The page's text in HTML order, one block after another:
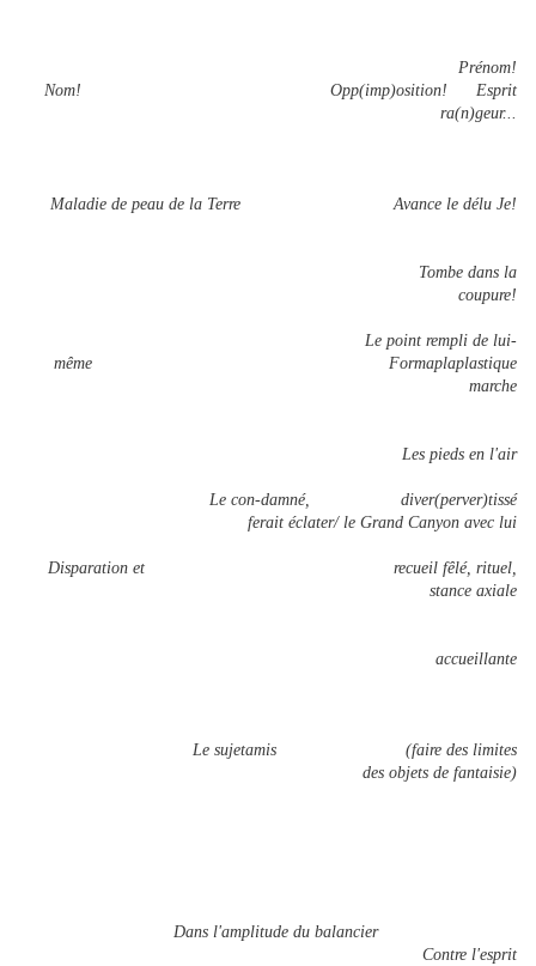
Prénom!
Nom! Opp(imp)osition! Esprit
ra(n)geur...
Maladie de peau de la Terre Avance le délu Je!
Tombe dans la
coupure!
Le point rempli de lui-
même Formaplaplastique
marche
Les pieds en l'air
Le con-damné, diver(perver)tissé
ferait éclater/ le Grand Canyon avec lui
Disparation et recueil fêlé, rituel,
stance axiale
accueillante
Le sujetamis (faire des limites
des objets de fantaisie)
Dans l'amplitude du balancier
Contre l'esprit